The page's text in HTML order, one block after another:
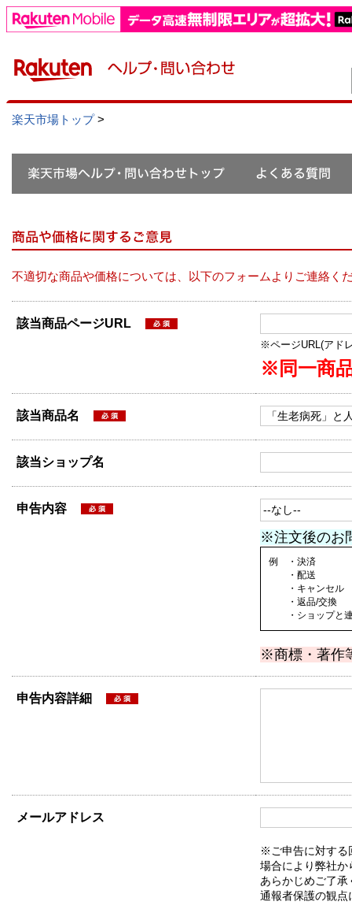
楽天市場トップ>
不適切な商品や価格については、以下のフォームよりご連絡く
該当商品ページURL
※ページURL(アド
※同一商
該当商品名
該当ショップ名
申告内容
※注文後のお
例 ・決済
・配送
・キャンセル
・返品/交換
・ショップと連
※商標・著作
申告内容詳細
メールアドレス
※ご申告に対する
場合により弊社か
あらかじめご了承
通報者保護の観点